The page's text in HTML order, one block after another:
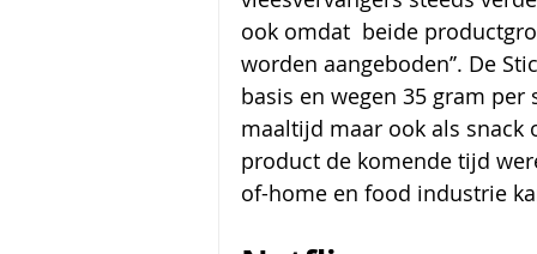
ook omdat  beide
worden aangeboden’’. De
basis en wegen 35 gram
maaltijd maar ook als
product de komende tijd
of-home en food industrie